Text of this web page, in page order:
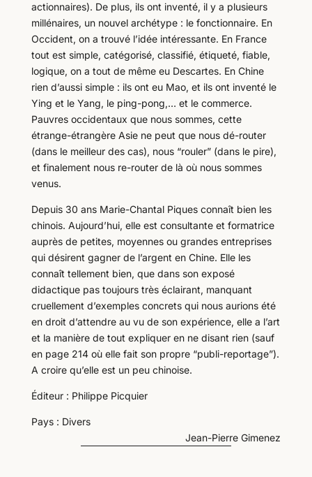
actionnaires). De plus, ils ont inventé, il y a plusieurs
millénaires, un nouvel archétype : le fonctionnaire. En
Occident, on a trouvé l’idée intéressante. En France
tout est simple, catégorisé, classifié, étiqueté, fiable,
logique, on a tout de même eu Descartes. En Chine
rien d’aussi simple : ils ont eu Mao, et ils ont inventé le
Ying et le Yang, le ping-pong,… et le commerce.
Pauvres occidentaux que nous sommes, cette
étrange-étrangère Asie ne peut que nous dé-router
(dans le meilleur des cas), nous “rouler” (dans le pire),
et finalement nous re-router de là où nous sommes
venus.
Depuis 30 ans Marie-Chantal Piques connaît bien les
chinois. Aujourd’hui, elle est consultante et formatrice
auprès de petites, moyennes ou grandes entreprises
qui désirent gagner de l’argent en Chine. Elle les
connaît tellement bien, que dans son exposé
didactique pas toujours très éclairant, manquant
cruellement d’exemples concrets qui nous aurions été
en droit d’attendre au vu de son expérience, elle a l’art
et la manière de tout expliquer en ne disant rien (sauf
en page 214 où elle fait son propre “publi-reportage”).
A croire qu’elle est un peu chinoise.
Éditeur : Philippe Picquier
Pays : Divers
Jean-Pierre Gimenez